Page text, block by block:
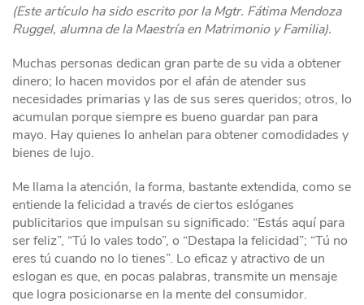
(Este artículo ha sido escrito por la Mgtr. Fátima Mendoza
Ruggel, alumna de la Maestría en Matrimonio y Familia).
Muchas personas dedican gran parte de su vida a obtener
dinero; lo hacen movidos por el afán de atender sus
necesidades primarias y las de sus seres queridos; otros, lo
acumulan porque siempre es bueno guardar pan para
mayo. Hay quienes lo anhelan para obtener comodidades y
bienes de lujo.
Me llama la atención, la forma, bastante extendida, como se
entiende la felicidad a través de ciertos eslóganes
publicitarios que impulsan su significado: “Estás aquí para
ser feliz”, “Tú lo vales todo”, o “Destapa la felicidad”; “Tú no
eres tú cuando no lo tienes”. Lo eficaz y atractivo de un
eslogan es que, en pocas palabras, transmite un mensaje
que logra posicionarse en la mente del consumidor.